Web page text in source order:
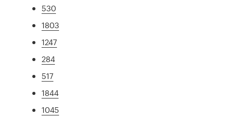
530
1803
1247
284
517
1844
1045